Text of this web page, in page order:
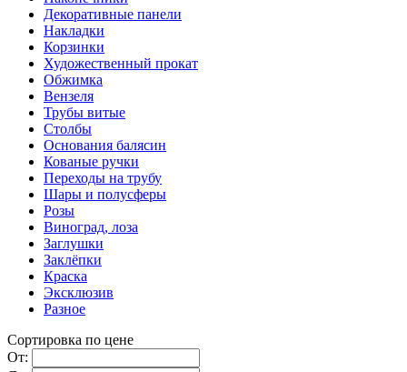
Декоративные панели
Накладки
Корзинки
Художественный прокат
Обжимка
Вензеля
Трубы витые
Столбы
Основания балясин
Кованые ручки
Переходы на трубу
Шары и полусферы
Розы
Виноград, лоза
Заглушки
Заклёпки
Краска
Эксклюзив
Разное
Сортировка по цене
От: